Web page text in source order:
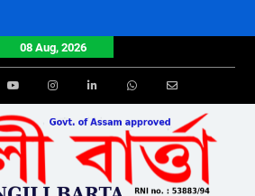
08 Aug, 2026
Youtube Email